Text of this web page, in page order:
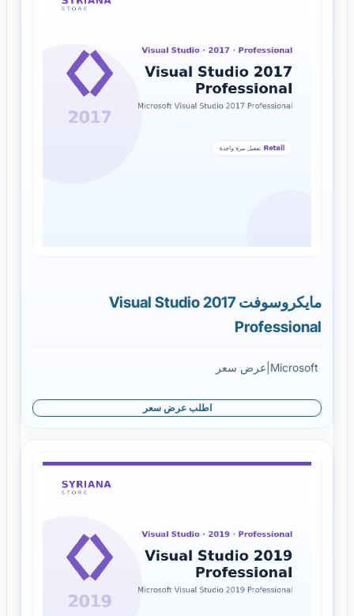
مايكروسوفت Visual Studio 2017
Professional
Microsoft عرض سعر
اطلب عرض سعر